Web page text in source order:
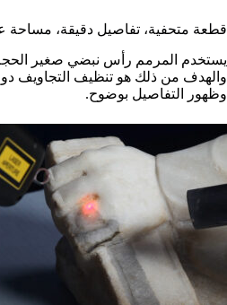
قطعة متحفية، تفاصيل دقيقة،
يستخدم المرمم رأس نبضي صغير
والهدف من ذلك هو تنظيف التجاويف
وظهور التفاصيل بوضوح.